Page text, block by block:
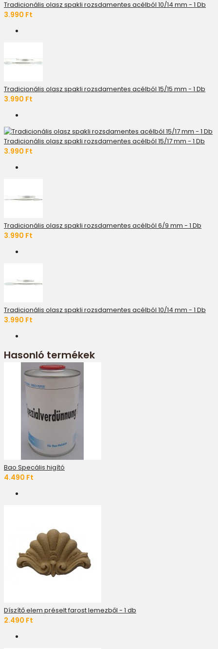
Tradicionális olasz spakli rozsdamentes acélból 10/14 mm - 1 Db
3.990 Ft
Tradicionális olasz spakli rozsdamentes acélból 15/15 mm - 1 Db
3.990 Ft
Tradicionális olasz spakli rozsdamentes acélból 15/17 mm - 1 Db
3.990 Ft
Tradicionális olasz spakli rozsdamentes acélból 6/9 mm - 1 Db
3.990 Ft
Tradicionális olasz spakli rozsdamentes acélból 10/14 mm - 1 Db
3.990 Ft
Hasonló termékek
Bao Specális higító
4.490 Ft
Díszítő elem préselt farost lemezből - 1 db
2.490 Ft